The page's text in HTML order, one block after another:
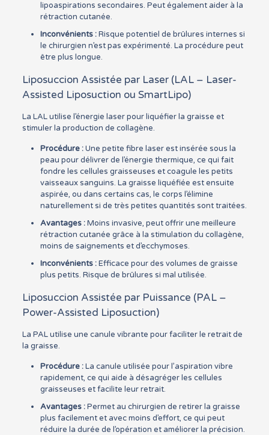
lipoaspirations secondaires. Peut également aider à la
rétraction cutanée.
Inconvénients :Risque potentiel de brûlures internes si
le chirurgien n’est pas expérimenté. La procédure peut
être plus longue.
Liposuccion Assistée par Laser (LAL – Laser-
Assisted Liposuction ou SmartLipo)
La LAL utilise l’énergie laser pour liquéfier la graisse et
stimuler la production de collagène.
Procédure :Une petite fibre laser est insérée sous la
peau pour délivrer de l’énergie thermique, ce qui fait
fondre les cellules graisseuses et coagule les petits
vaisseaux sanguins. La graisse liquéfiée est ensuite
aspirée, ou dans certains cas, le corps l’élimine
naturellement si de très petites quantités sont traitées.
Avantages :Moins invasive, peut offrir une meilleure
rétraction cutanée grâce à la stimulation du collagène,
moins de saignements et d’ecchymoses.
Inconvénients :Efficace pour des volumes de graisse
plus petits. Risque de brûlures si mal utilisée.
Liposuccion Assistée par Puissance (PAL –
Power-Assisted Liposuction)
La PAL utilise une canule vibrante pour faciliter le retrait de
la graisse.
Procédure :La canule utilisée pour l’aspiration vibre
rapidement, ce qui aide à désagréger les cellules
graisseuses et facilite leur retrait.
Avantages :Permet au chirurgien de retirer la graisse
plus facilement et avec moins d’effort, ce qui peut
réduire la durée de l’opération et améliorer la précision.